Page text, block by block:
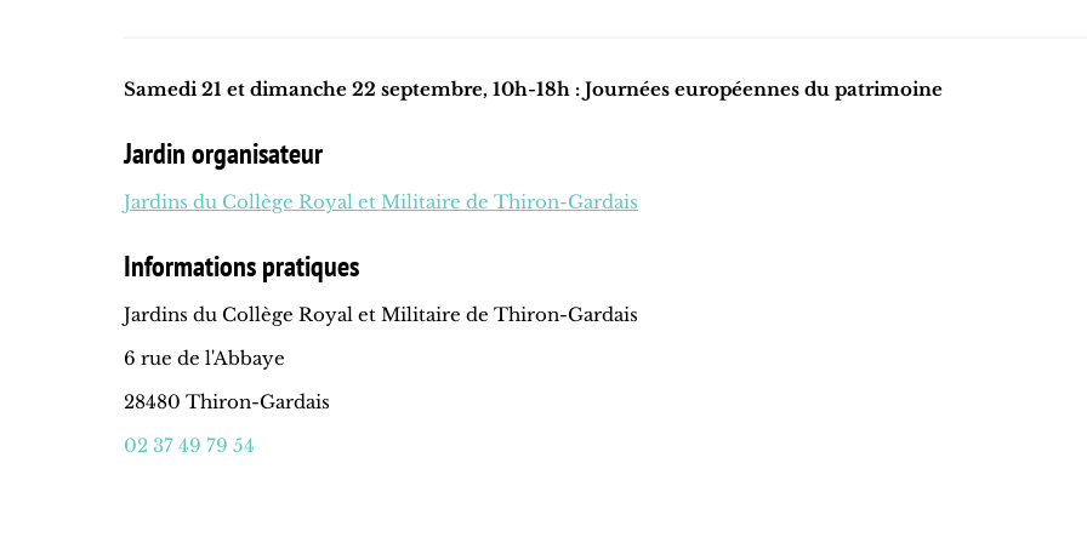
Samedi 21 et dimanche 22 septembre, 10h-18h : Journées européennes du patrimoine
Jardin organisateur
Jardins du Collège Royal et Militaire de Thiron-Gardais
Informations pratiques
Jardins du Collège Royal et Militaire de Thiron-Gardais
6 rue de l'Abbaye
28480 Thiron-Gardais
02 37 49 79 54